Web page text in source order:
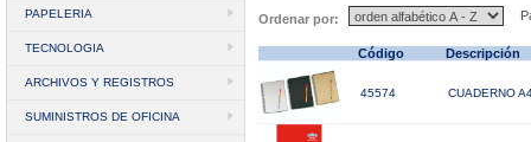
PAPELERIA
TECNOLOGIA
ARCHIVOS Y REGISTROS
SUMINISTROS DE OFICINA
Ordenar por:
Código Descripción
45574 CUADERNO